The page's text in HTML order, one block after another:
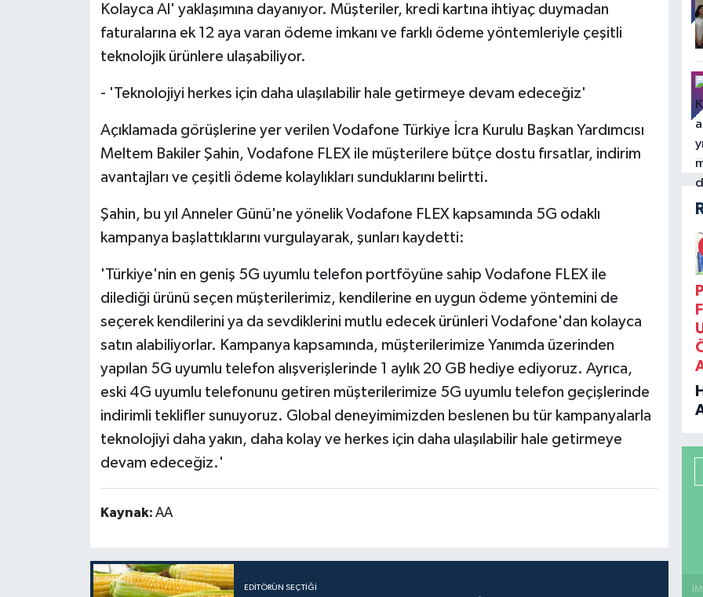
Kolayca Al' yaklaşımına dayanıyor. Müşteriler, kredi kartına ihtiyaç duymadan
faturalarına ek 12 aya varan ödeme imkanı ve farklı ödeme yöntemleriyle çeşitli
teknolojik ürünlere ulaşabiliyor.
- 'Teknolojiyi herkes için daha ulaşılabilir hale getirmeye devam edeceğiz'
Açıklamada görüşlerine yer verilen Vodafone Türkiye İcra Kurulu Başkan Yardımcısı
Meltem Bakiler Şahin, Vodafone FLEX ile müşterilere bütçe dostu fırsatlar, indirim
avantajları ve çeşitli ödeme kolaylıkları sunduklarını belirtti.
Şahin, bu yıl Anneler Günü'ne yönelik Vodafone FLEX kapsamında 5G odaklı
kampanya başlattıklarını vurgulayarak, şunları kaydetti:
'Türkiye'nin en geniş 5G uyumlu telefon portföyüne sahip Vodafone FLEX ile
dilediği ürünü seçen müşterilerimiz, kendilerine en uygun ödeme yöntemini de
seçerek kendilerini ya da sevdiklerini mutlu edecek ürünleri Vodafone'dan kolayca
satın alabiliyorlar. Kampanya kapsamında, müşterilerimize Yanımda üzerinden
yapılan 5G uyumlu telefon alışverişlerinde 1 aylık 20 GB hediye ediyoruz. Ayrıca,
eski 4G uyumlu telefonunu getiren müşterilerimize 5G uyumlu telefon geçişlerinde
indirimli teklifler sunuyoruz. Global deneyimimizden beslenen bu tür kampanyalarla
teknolojiyi daha yakın, daha kolay ve herkes için daha ulaşılabilir hale getirmeye
devam edeceğiz.'
Kaynak: AA
EDITÖRÜN SEÇTIĞI